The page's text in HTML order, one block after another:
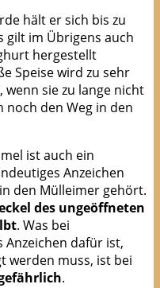
hält er sich bis zu
gilt im Übrigens auch
hergestellt
Speise wird zu sehr
sie zu lange nicht
den Weg in den
ist auch ein
Anzeichen
den Mülleimer gehört.
des ungeöffneten
. Was bei
dafür ist,
werden muss, ist bei
.